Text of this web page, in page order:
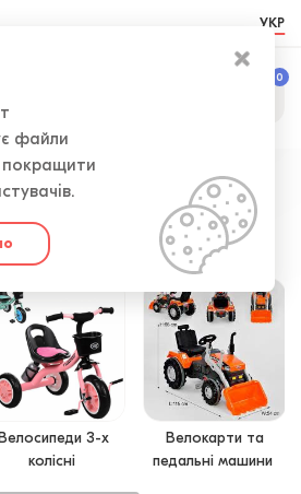
УКР
0
3-х
колісні
Велокарти та
педальні машини
файли